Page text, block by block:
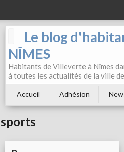
Le blog
NÎMES
Habitants de Villeverte à Nîmes
à toutes les actualités de la ville
Accueil Adhésion
sports